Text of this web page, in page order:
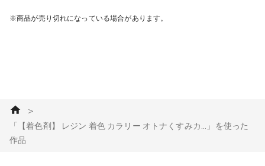
※商品が売り切れになっている場合があります。
＞
「【着色剤】 レジン 着色 カラリー オトナくすみカ...」を使った
作品